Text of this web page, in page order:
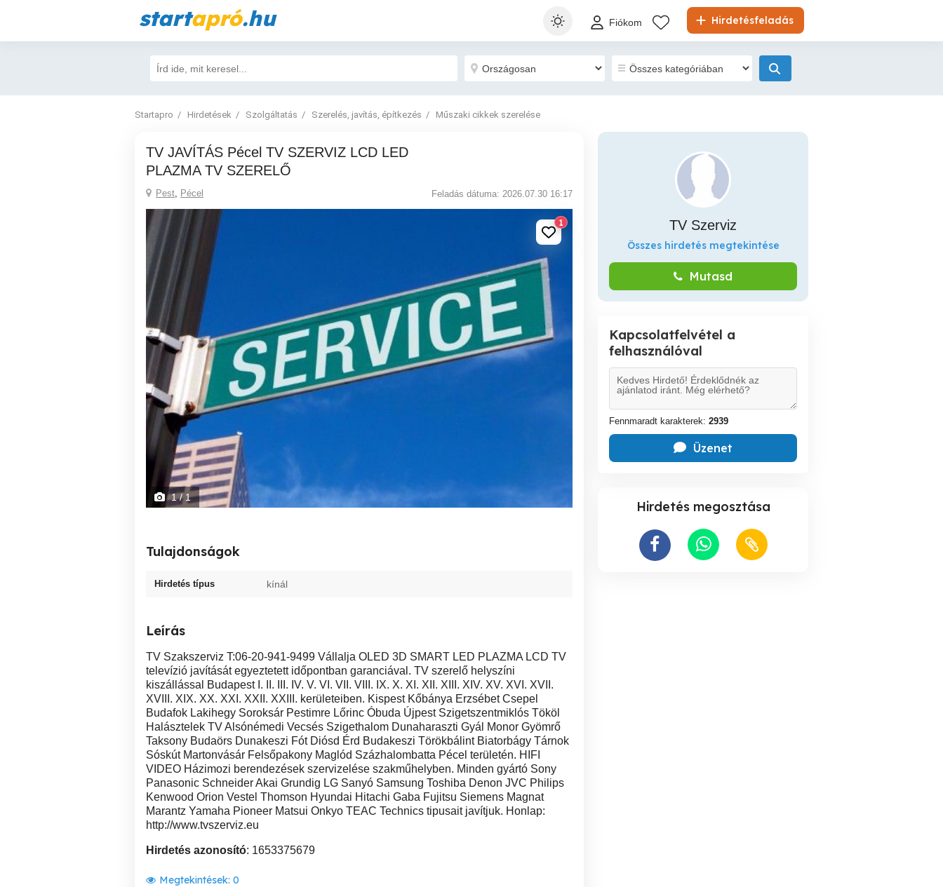
startapró.hu Hirdetésfeladás
Fiókom
Startapro Hirdetések Szolgáltatás Szerelés, javítás, építkezés Műszaki cikkek szerelése
TV JAVÍTÁS Pécel TV SZERVIZ LCD LED
PLAZMA TV SZERELŐ
Pest, Pécel Feladás dátuma: 2026.07.30 16:17
1
1/ 1
Tulajdonságok
Hirdetés típus kínál
Leírás
TV Szakszerviz T:06-20-941-9499 Vállalja OLED 3D SMART LED PLAZMA LCD TV
televízió javítását egyeztetett időpontban garanciával. TV szerelő helyszíni
kiszállással Budapest I. II. III. IV. V. VI. VII. VIII. IX. X. XI. XII. XIII. XIV. XV. XVI. XVII.
XVIII. XIX. XX. XXI. XXII. XXIII. kerületeiben. Kispest Kőbánya Erzsébet Csepel
Budafok Lakihegy Soroksár Pestimre Lőrinc Óbuda Újpest Szigetszentmiklós Tököl
Halásztelek TV Alsónémedi Vecsés Szigethalom Dunaharaszti Gyál Monor Gyömrő
Taksony Budaörs Dunakeszi Fót Diósd Érd Budakeszi Törökbálint Biatorbágy Tárnok
Sóskút Martonvásár Felsőpakony Maglód Százhalombatta Pécel területén. HIFI
VIDEO Házimozi berendezések szervizelése szakműhelyben. Minden gyártó Sony
Panasonic Schneider Akai Grundig LG Sanyó Samsung Toshiba Denon JVC Philips
Kenwood Orion Vestel Thomson Hyundai Hitachi Gaba Fujitsu Siemens Magnat
Marantz Yamaha Pioneer Matsui Onkyo TEAC Technics tipusait javítjuk. Honlap:
http://www.tvszerviz.eu
Hirdetés azonosító: 1653375679
Megtekintések: 0
TV Szerviz
Összes hirdetés megtekintése
Mutasd
Kapcsolatfelvétel a
felhasználóval
Fennmaradt karakterek: 2939
Üzenet
Hirdetés megosztása